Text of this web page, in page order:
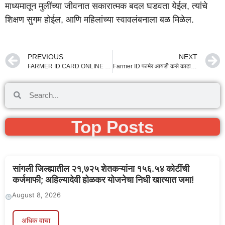
माध्यमातून मुलींच्या जीवनात सकारात्मक बदल घडवता येईल, त्यांचे
शिक्षण सुगम होईल, आणि महिलांच्या स्वावलंबनाला बळ मिळेल.
PREVIOUS NEXT
Farmer ID फार्मर आयडी कसे काढायचे | काढण्याचे फायदे apply online …
Top Posts
सांगली जिल्ह्यातील २१,७२५ शेतकऱ्यांना १५६.५४ कोटींची
कर्जमाफी; अहिल्यादेवी होळकर योजनेचा निधी खात्यात जमा!
August 8, 2026
अधिक वाचा